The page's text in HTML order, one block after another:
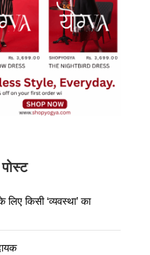
किसी ‘व्यवस्था’ का